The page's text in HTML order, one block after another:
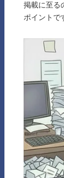
掲載に至る
ポイントで